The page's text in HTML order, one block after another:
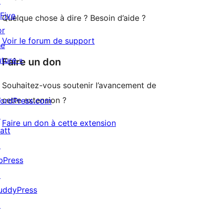
Quelque chose à dire ? Besoin d’aide ?
Voir le forum de support
Faire un don
Souhaitez-vous soutenir l’avancement de
cette extension ?
Faire un don à cette extension
»